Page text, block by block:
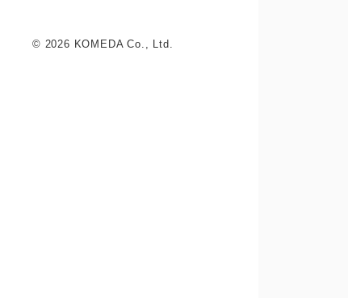
© 2026 KOMEDA Co., Ltd.